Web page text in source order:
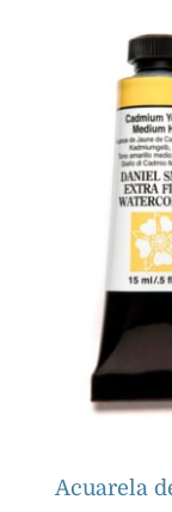
Acuarela